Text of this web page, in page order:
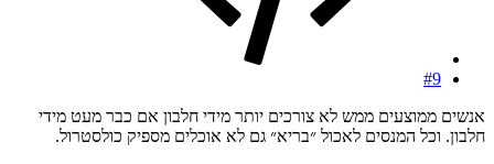
#9
אנשים ממוצעים ממש לא צורכים יותר מידי חלבון אם כבר מעט מידי
חלבון. וכל המנסים לאכול ״בריא״ גם לא אוכלים מספיק כולסטרול.